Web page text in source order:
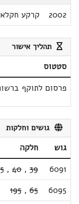
2002
קרקע
תהליך אישור
סטטוס
פרסום לתוקף
גושים וחלקות
גוש
חלקה
6091
39
,
40
,
6095
65
,
195